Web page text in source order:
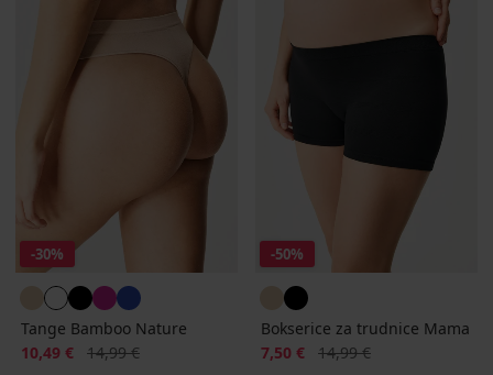
-30%
Tange Bamboo Nature
Popust
10,49 € Prvobitna cijena
14,99 €
-50%
Bokserice za trudnice Mama
Popust
7,50 € Prvobitna cijena
14,99 €